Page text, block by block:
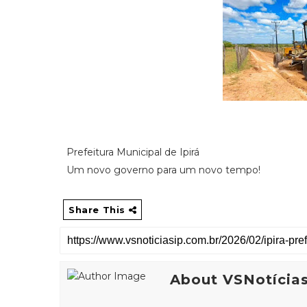
Prefeitura Municipal de Ipirá
Um novo governo para um novo tempo!
Share This
About